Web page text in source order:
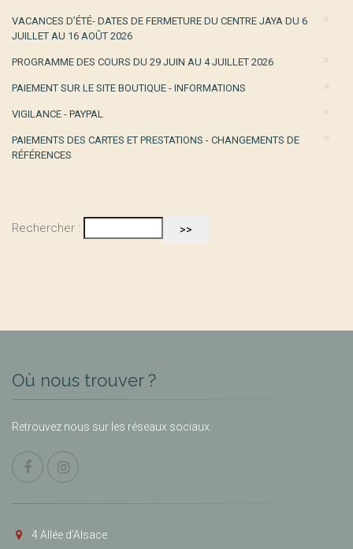
VACANCES D’ÉTÉ- DATES DE FERMETURE DU CENTRE JAYA DU 6
JUILLET AU 16 AOÛT 2026
PROGRAMME DES COURS DU 29 JUIN AU 4 JUILLET 2026
PAIEMENT SUR LE SITE BOUTIQUE - INFORMATIONS
VIGILANCE - PAYPAL
PAIEMENTS DES CARTES ET PRESTATIONS - CHANGEMENTS DE
RÉFÉRENCES
Rechercher :
Où nous trouver ?
Retrouvez nous sur les réseaux sociaux.
4 Allée d’Alsace